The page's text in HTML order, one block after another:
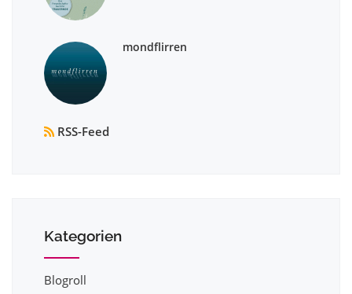
mondflirren
RSS-Feed
Kategorien
Blogroll